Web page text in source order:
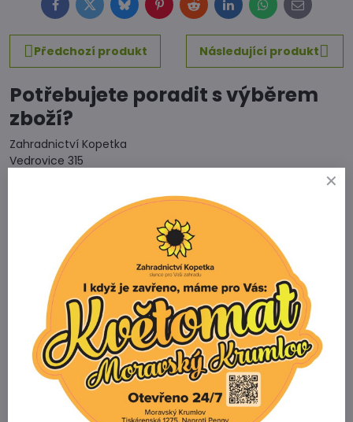
FacebookTwitterBlueskyPinterestRedditLinkedInWhatsApp
E-
mail
Předchozí produkt
Následující produkt
Potřebujete poradit s výběrem
zboží?
Zahradnictví Kopetka
Vedrovice 315
Telefon
+420 731 103 985
Prodejna
+420 607 042 662
Email
info@zahradnictvikopetka.cz
Zahradnictví Vedrovice